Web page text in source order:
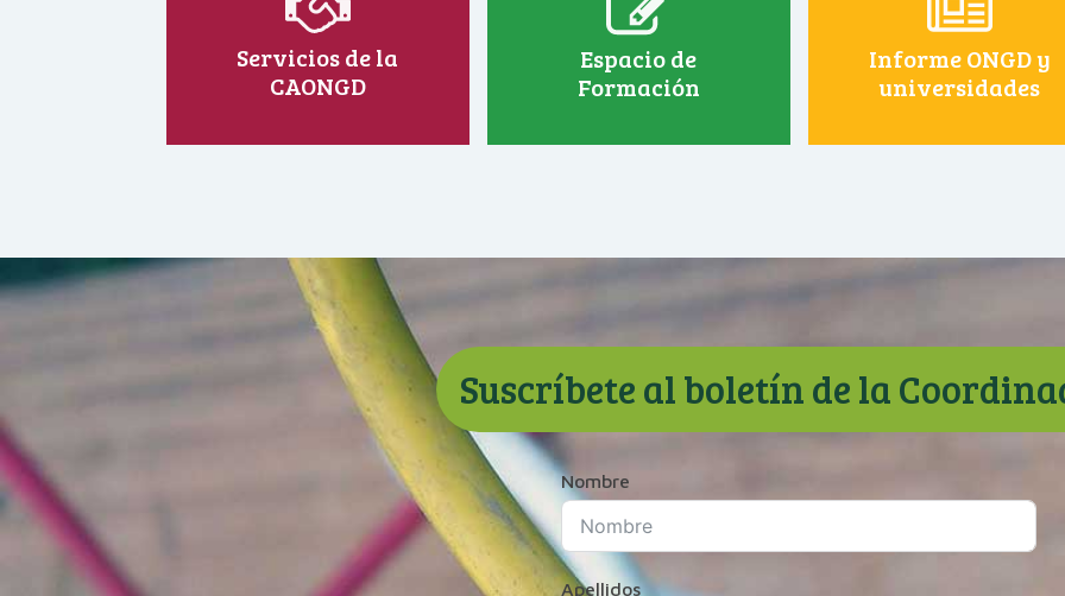
Servicios de la
CAONGD
Espacio de
Formación
Informe ONGD y
universidades
Suscríbete al boletín de la
Nombre
Apellidos